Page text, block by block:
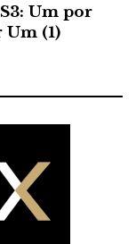
Um por
Um (1)